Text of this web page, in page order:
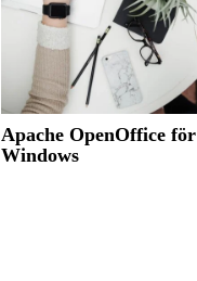
Apache OpenOffice för
Windows